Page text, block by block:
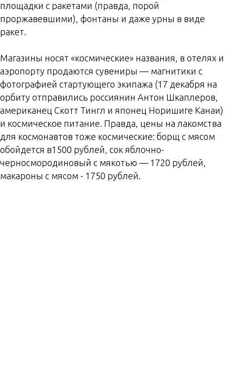
площадки с ракетами (правда, порой
проржавевшими), фонтаны и даже урны в виде
ракет.
Магазины носят «космические» названия, в отелях и
аэропорту продаются сувениры — магнитики с
фотографией стартующего экипажа (17 декабря на
орбиту отправились россиянин Антон Шкаплеров,
американец Скотт Тингл и японец Норишиге Канаи)
и космическое питание. Правда, цены на лакомства
для космонавтов тоже космические: борщ с мясом
обойдется в1500 рублей, сок яблочно-
черносмородиновый с мякотью — 1720 рублей,
макароны с мясом - 1750 рублей.